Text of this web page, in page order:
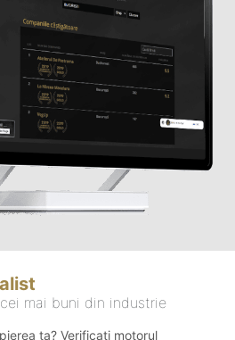
mai buni din industrie
ta? Verificați motorul